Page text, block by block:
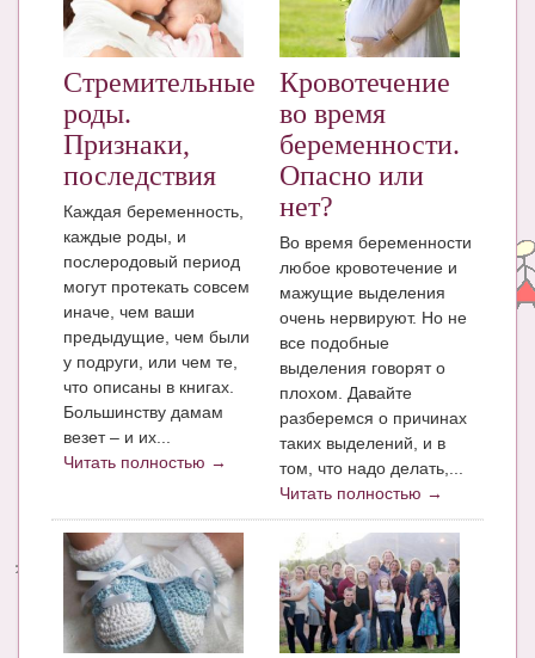
КНИГИ
Рекомендовано
ПСИХОЛОГИЯ
ЗДОРОВЬЕ
КОНКУРСЫ
СООБЩЕСТВА
БЛОГИ
Календарь беременности
Энциклопедия
МАМИНА БИБЛИОТЕКА
Стремительные
роды.
Признаки,
последствия
Каждая беременность,
каждые роды, и
послеродовый период
могут протекать совсем
иначе, чем ваши
предыдущие, чем были
у подруги, или чем те,
что описаны в книгах.
Большинству дамам
везет – и их...
Читать полностью →
Кровотечение
во время
беременности.
Опасно или
нет?
Во время беременности
любое кровотечение и
мажущие выделения
очень нервируют. Но не
все подобные
выделения говорят о
плохом. Давайте
разберемся о причинах
таких выделений, и в
том, что надо делать,...
Читать полностью →